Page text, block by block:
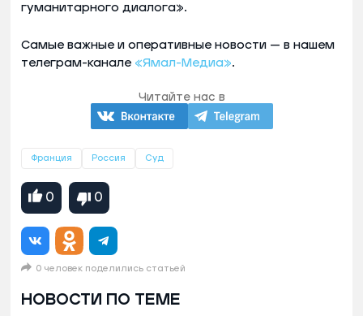
гуманитарного диалога».
Самые важные и оперативные новости — в нашем
телеграм-канале «Ямал-Медиа».
Читайте нас в
Франция Россия Суд
0 0
0 человек поделились статьей
НОВОСТИ ПО ТЕМЕ